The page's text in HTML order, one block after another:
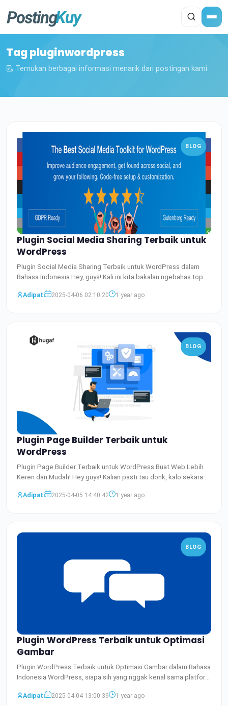
Tag pluginwordpress
Temukan berbagai informasi menarik dari postingan kami
BLOG
Plugin Social Media Sharing Terbaik untuk
WordPress
Plugin Social Media Sharing Terbaik untuk WordPress dalam
Bahasa Indonesia Hey, guys! Kali ini kita bakalan ngebahas top
Adipati
2025-04-06 02:10:20 1 year ago
BLOG
Plugin Page Builder Terbaik untuk
WordPress
Plugin Page Builder Terbaik untuk WordPress Buat Web Lebih
Keren dan Mudah! Hey guys! Kalian pasti tau donk, kalo sekara
Adipati
2025-04-05 14:40:42 1 year ago
BLOG
Plugin WordPress Terbaik untuk Optimasi
Gambar
Plugin WordPress Terbaik untuk Optimasi Gambar dalam Bahasa
Indonesia WordPress, siapa sih yang nggak kenal sama platfor
Adipati
2025-04-04 13:00:39 1 year ago